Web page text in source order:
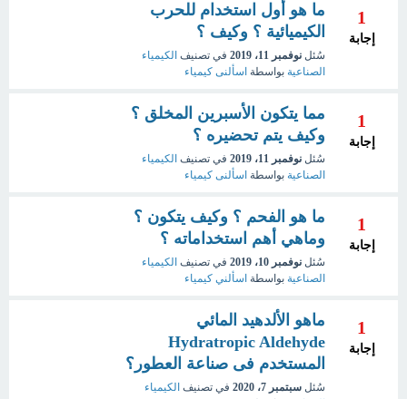
1
إجابة
ما هو أول استخدام للحرب
الكيميائية ؟ وكيف ؟
سُئل نوفمبر 11، 2019 في تصنيف الكيمياء
الصناعية بواسطة اسألنى كيمياء
1
إجابة
مما يتكون الأسبرين المخلق ؟
وكيف يتم تحضيره ؟
سُئل نوفمبر 11، 2019 في تصنيف الكيمياء
الصناعية بواسطة اسألنى كيمياء
1
إجابة
ما هو الفحم ؟ وكيف يتكون ؟
وماهي أهم استخداماته ؟
سُئل نوفمبر 10، 2019 في تصنيف الكيمياء
الصناعية بواسطة اسألني كيمياء
1
إجابة
ماهو الألدهيد المائي
Hydratropic Aldehyde
المستخدم فى صناعة العطور؟
سُئل سبتمبر 7، 2020 في تصنيف الكيمياء